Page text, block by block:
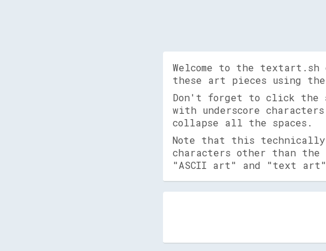
Welcome to the
these art pieces using
Don't forget to click the
with underscore
collapse all the spaces.
Note that this
characters other than the
"ASCII art" and "text